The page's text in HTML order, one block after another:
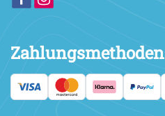
Zahlungsmethoden